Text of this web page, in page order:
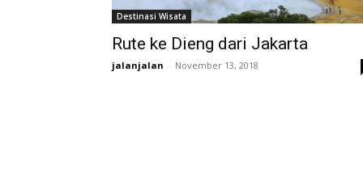
Destinasi Wisata
Rute ke Dieng dari Jakarta
jalanjalan - November 13, 2018